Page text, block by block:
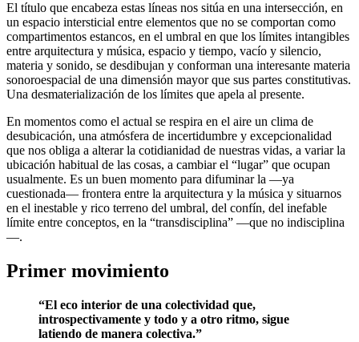
El título que encabeza estas líneas nos sitúa en una intersección, en
un espacio intersticial entre elementos que no se comportan como
compartimentos estancos, en el umbral en que los límites intangibles
entre arquitectura y música, espacio y tiempo, vacío y silencio,
materia y sonido, se desdibujan y conforman una interesante materia
sonoroespacial de una dimensión mayor que sus partes constitutivas.
Una desmaterialización de los límites que apela al presente.
En momentos como el actual se respira en el aire un clima de
desubicación, una atmósfera de incertidumbre y excepcionalidad
que nos obliga a alterar la cotidianidad de nuestras vidas, a variar la
ubicación habitual de las cosas, a cambiar el “lugar” que ocupan
usualmente. Es un buen momento para difuminar la —ya
cuestionada— frontera entre la arquitectura y la música y situarnos
en el inestable y rico terreno del umbral, del confín, del inefable
límite entre conceptos, en la “transdisciplina” —que no indisciplina
—.
Primer movimiento
“El eco interior de una colectividad que,
introspectivamente y todo y a otro ritmo, sigue
latiendo de manera colectiva.”